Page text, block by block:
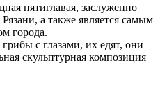
пятиглавая, заслуженно
а также является самым
города.
с глазами, их едят, они
скульптурная композиция